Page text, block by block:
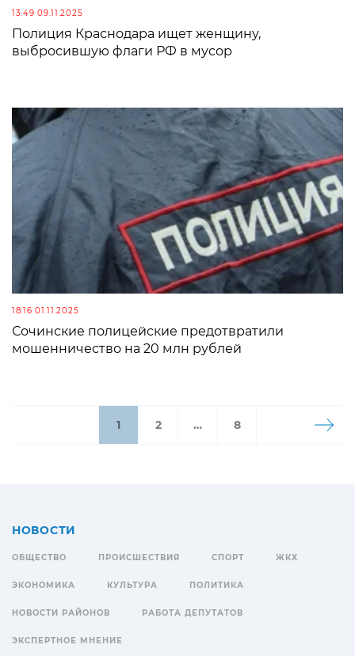
13:49 09.11.2025
Полиция Краснодара ищет женщину,
выбросившую флаги РФ в мусор
18:16 01.11.2025
Сочинские полицейские предотвратили
мошенничество на 20 млн рублей
1 2 … 8
НОВОСТИ
ОБЩЕСТВО ПРОИСШЕСТВИЯ СПОРТ ЖКХ
ЭКОНОМИКА КУЛЬТУРА ПОЛИТИКА
НОВОСТИ РАЙОНОВ РАБОТА ДЕПУТАТОВ
ЭКСПЕРТНОЕ МНЕНИЕ